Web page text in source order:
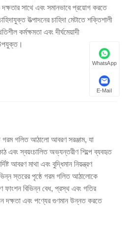
সাথে এবং সমানভাবে প্রয়োগ করতে
উত্পাদনের চাহিদা মেটাতে শক্তিশালী
কর্মক্ষমতা এবং দীর্ঘমেয়াদী
উপযুক্ত।
গলিত আঠালো আবরণ সরঞ্জাম, যা
এবং স্বয়ংচালিত অভ্যন্তরীণ শিল্পে ব্যবহৃত
আবরণ মাথা এবং বুদ্ধিমান নিয়ন্ত্রণ
স্তরের পৃষ্ঠে গরম গলিত আঠালোকে
ফাংশন বিভিন্ন বেধ, প্রস্থ এবং গতির
দক্ষতা এবং পণ্যের গুণমান উন্নত করতে
WhatsApp
E-Mail